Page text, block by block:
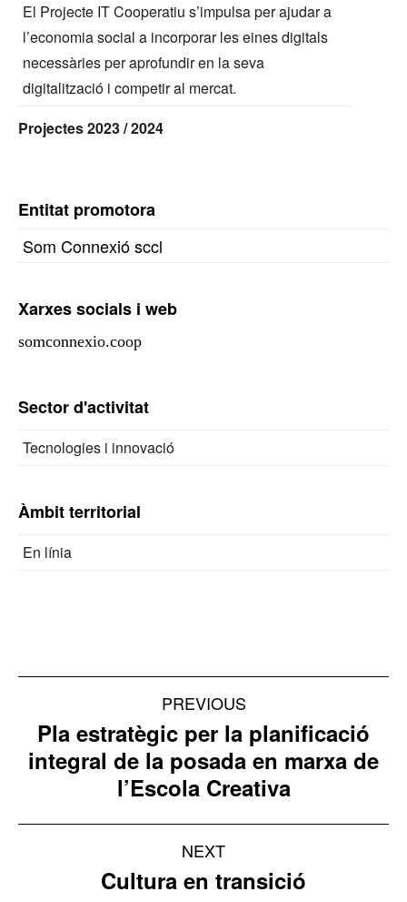
El Projecte IT Cooperatiu s’impulsa per ajudar a
l’economia social a incorporar les eines digitals
necessàries per aprofundir en la seva
digitalització i competir al mercat.
Projectes 2023 / 2024
Entitat promotora
Som Connexió sccl
Xarxes socials i web
somconnexio.coop
Sector d'activitat
Tecnologies i innovació
Àmbit territorial
En línia
Project
navigation
PREVIOUS
Previous
project:
Pla estratègic per la planificació
integral de la posada en marxa de
l’Escola Creativa
NEXT
Next
Cultura en transició